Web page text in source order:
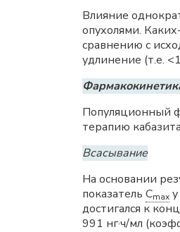
Влияние
опухолями.
сравнению с
удлинение (т.е.
Популяционный
терапию
Всасывание
На основании
показатель Cmax
достигался к
991 нг·ч/мл